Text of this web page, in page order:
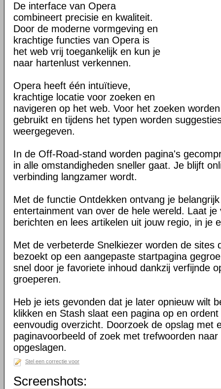
De interface van Opera
combineert precisie en kwaliteit.
Door de moderne vormgeving en
krachtige functies van Opera is
het web vrij toegankelijk en kun je
naar hartenlust verkennen.
Opera heeft één intuïtieve,
krachtige locatie voor zoeken en
navigeren op het web. Voor het zoeken
gebruikt en tijdens het typen worden
weergegeven.
In de Off-Road-stand worden pagina's
in alle omstandigheden sneller gaat. Je blijft
verbinding langzamer wordt.
Met de functie Ontdekken ontvang je
entertainment van over de hele wereld. Laat je
berichten en lees artikelen uit jouw regio, in je
Met de verbeterde Snelkiezer worden de sites
bezoekt op een aangepaste startpagina
snel door je favoriete inhoud dankzij verfijnde
groeperen.
Heb je iets gevonden dat je later opnieuw wilt
klikken en Stash slaat een pagina op en ordent
eenvoudig overzicht. Doorzoek de opslag met
paginavoorbeeld of zoek met trefwoorden
opgeslagen.
Stel een correctie voor
Screenshots: